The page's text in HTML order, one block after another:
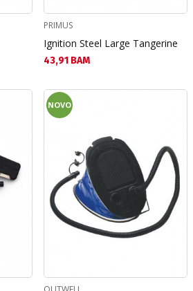
PRIMUS
Ignition Steel Large Tangerine
Текуща цена:
43,91 BAM
NOVO